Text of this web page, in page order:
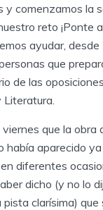
y comenzamos la
reto ¡Ponte
ayudar,
que
de las
que la obra
había aparecido
diferentes
dicho (y no lo
pista clarísima)